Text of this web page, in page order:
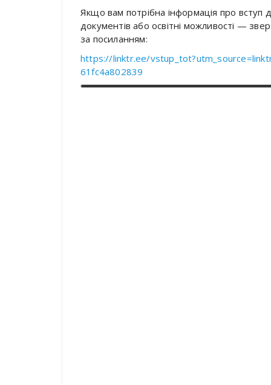
Якщо вам потрібна інформація про вступ
документів або освітні можливості —
за посиланням:
https://linktr.ee/
61fc4a802839